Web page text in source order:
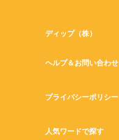
ディップ（株）
ヘルプ＆お問い合わせ
プライバシーポリシー
人気ワードで探す